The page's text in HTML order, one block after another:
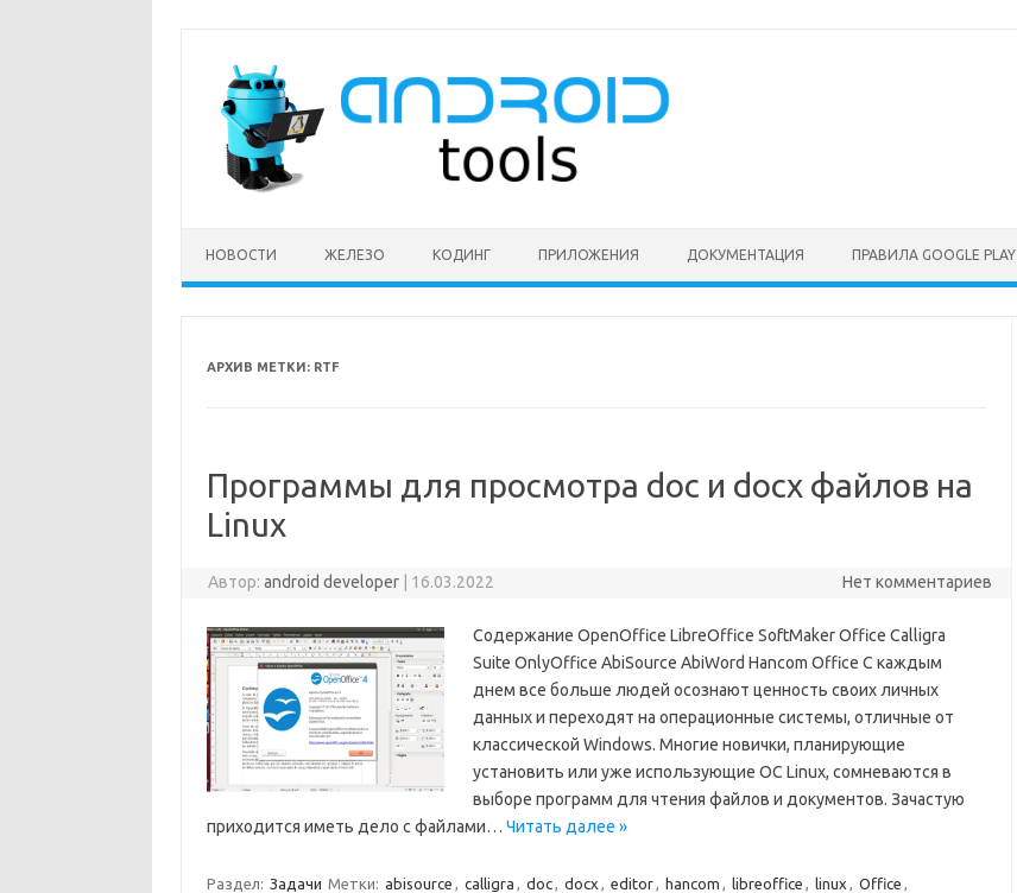
содержимому
НОВОСТИ ЖЕЛЕЗО КОДИНГ ПРИЛОЖЕНИЯ ДОКУМЕНТАЦИЯ ПРАВИЛА GOOGLE PLAY
АРХИВ МЕТКИ: RTF
Программы для просмотра doc и docx файлов на
Linux
Автор:android developer 16.03.2022 Нет комментариев
Содержание OpenOffice LibreOffice SoftMaker Office Calligra
Suite OnlyOffice AbiSource AbiWord Hancom Office С каждым
днем все больше людей осознают ценность своих личных
данных и переходят на операционные системы, отличные от
классической Windows. Многие новички, планирующие
установить или уже использующие ОС Linux, сомневаются в
выборе программ для чтения файлов и документов. Зачастую
приходится иметь дело с файлами… Читать далее »
Раздел: Задачи Метки: abisource , calligra , doc, docx , editor, hancom , libreoffice , linux , Office ,